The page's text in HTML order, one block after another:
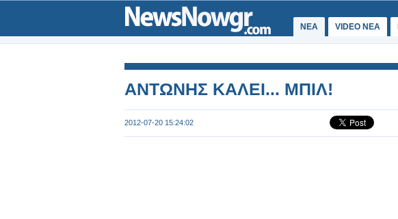
ΝΕΑ VIDEO NEA
ΑΝΤΩΝΗΣ ΚΑΛΕΙ... ΜΠΙΛ!
2012-07-20 15:24:02